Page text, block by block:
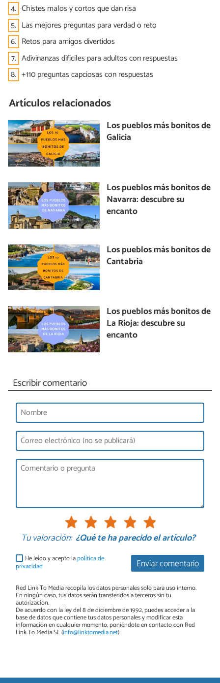
4. Chistes malos y cortos que dan risa
5. Las mejores preguntas para verdad o reto
6. Retos para amigos divertidos
7. Adivinanzas difíciles para adultos con respuestas
8. +110 preguntas capciosas con respuestas
Artículos relacionados
Los pueblos más bonitos de
Galicia
Los pueblos más bonitos de
Navarra: descubre su
encanto
Los pueblos más bonitos de
Cantabria
Los pueblos más bonitos de
La Rioja: descubre su
encanto
Escribir comentario
Tu valoración: ¿Qué te ha parecido el artículo?
Enviar comentario
He leído y acepto lapolítica de
privacidad
Red Link To Media recopila los datos personales solo para uso interno.
En ningún caso, tus datos serán transferidos a terceros sin tu
autorización.
De acuerdo con la ley del 8 de diciembre de 1992, puedes acceder a la
base de datos que contiene tus datos personales y modificar esta
información en cualquier momento, poniéndote en contacto con Red
Link To Media SL (info@linktomedia.net)